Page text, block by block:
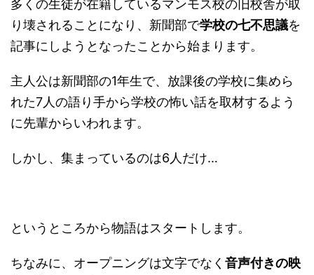
多くの生徒が在籍しているマンモス校の旧校舎が取
り壊されることになり、新聞部で学校の七不思議を
記事にしようとなったことから始まります。
主人公は新聞部の1年生で、放課後の学校に集めら
れた7人の語り手から学校の怖い話を取材するよう
に先輩からいわれます。
しかし、集まっているのは6人だけ…
というところから物語はスタートします。
ちなみに、オープニングは文字でなく 音声付きの映